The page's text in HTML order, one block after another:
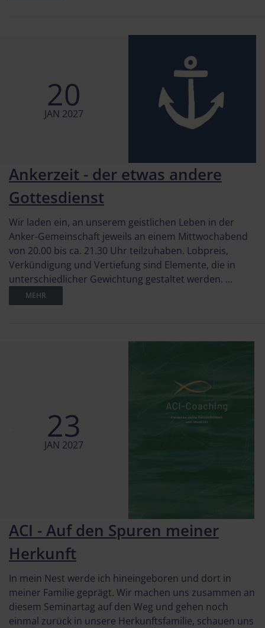
20
JAN 2027
Ankerzeit - der etwas andere
Gottesdienst
Wir laden ein, an unserem geistlichen Leben in der
Anker-Gemeinschaft jeweils an einem Mittwochabend
von 20.00 bis ca. 21.30 Uhr teilzuhaben. Lobpreis,
Verkündigung und Vertiefung sind Elemente, die in
unterschiedlicher Gewichtung gestaltet werden. ...
MEHR
23
JAN 2027
ACI - Auf den Spuren meiner
Herkunft
In mein Nest werde ich hineingeboren und dort in
meiner Familie geprägt. Wir machen uns zusammen an
diesem Seminartag auf den Weg und gehen noch
einmal zurück in unsere Herkunftsfamilie, schauen uns